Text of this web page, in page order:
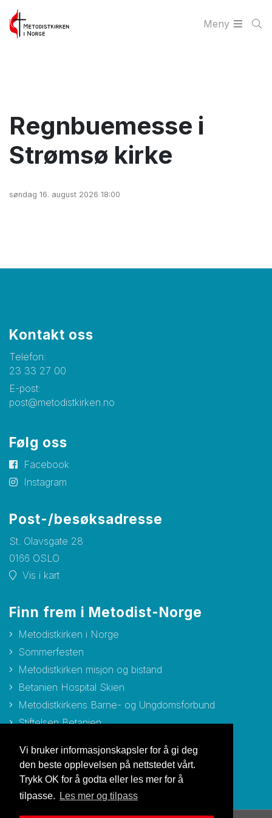
Vi bruker informasjonskapsler for å gi deg
den beste opplevelsen på nettstedet vårt.
Trykk OK for å godta eller les mer for å
tilpasse.
Les mer og tilpass
Meny
Regnbuemesse i
Strømsø kirke
søndag 16. august 2026 18:00
Kontakt oss
Telefon:
23 33 27 00
E-post:
post@metodistkirken.no
Følg oss
Facebook
Instagram
Post-/besøksadresse
St. Olavsgate 28
0166 OSLO
Vis i kart
Finn frem i Metodist-Norge
Metodistkirken i Norge
Sommerfesten
Metodistkirken misjon og bistand
Betanien Hospital Skien
Metodistkirkens Barne- og Ungdomsforbund
Stiftelsen Betanien